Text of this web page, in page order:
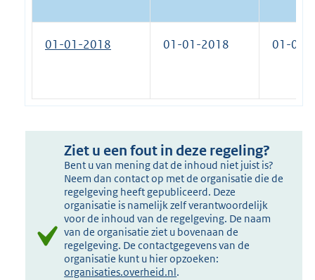
01-01-2018 01-01-2018 01-01-
Ziet u een fout in deze regeling?
Bent u van mening dat de inhoud niet juist is?
Neem dan contact op met de organisatie die de
regelgeving heeft gepubliceerd. Deze
organisatie is namelijk zelf verantwoordelijk
voor de inhoud van de regelgeving. De naam
van de organisatie ziet u bovenaan de
regelgeving. De contactgegevens van de
organisatie kunt u hier opzoeken:
organisaties.overheid.nl.